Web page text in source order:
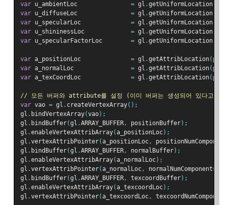
var u_ambientLoc = gl .getUniformLocation
var u_diffuseLoc = gl .getUniformLocation
var u_specularLoc = gl .getUniformLocation
var u_shininessLoc = gl .getUniformLocation
var u_specularFactorLoc = gl .getUniformLocation
var a_positionLoc = gl .getAttribLocation(
var a_normalLoc = gl .getAttribLocation(
var a_texCoordLoc = gl .getAttribLocation(
// 모든 버퍼와 attribute를 설정 (이미 버퍼는 생성되어 있다고 가
var vao = gl . createVertexArray();
gl . bindVertexArray(vao);
gl . bindBuffer(gl .ARRAY_BUFFER, positionBuffer);
gl .enableVertexAttribArray(a_positionLoc);
gl .vertexAttribPointer(a_positionLoc,
gl . bindBuffer(gl .ARRAY_BUFFER, normalBuffer);
gl .enableVertexAttribArray(a_normalLoc);
gl .vertexAttribPointer(a_normalLoc, normalNumComponents
gl . bindBuffer(gl .ARRAY_BUFFER, texcoordBuffer);
gl .enableVertexAttribArray(a_texcoordLoc);
gl .vertexAttribPointer(a_texcoordLoc,